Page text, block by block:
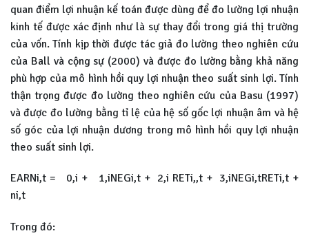
quan điểm lợi nhuận kế toán được dùng để đo lường lợi nhuận
kinh tế được xác định như là sự thay đổi trong giá thị trường
của vốn. Tính kịp thời được tác giả đo lường theo nghiên cứu
của Ball và cộng sự (2000) và được đo lường bằng khả năng
phù hợp của mô hình hồi quy lợi nhuận theo suất sinh lợi. Tính
thận trọng được đo lường theo nghiên cứu của Basu (1997)
và được đo lường bằng tỉ lệ của hệ số gốc lợi nhuận âm và hệ
số góc của lợi nhuận dương trong mô hình hồi quy lợi nhuận
theo suất sinh lợi.
EARNi,t = 0,i + 1,iNEGi,t + 2,i RETi,,t + 3,iNEGi,tRETi,t +
ni,t
Trong đó: